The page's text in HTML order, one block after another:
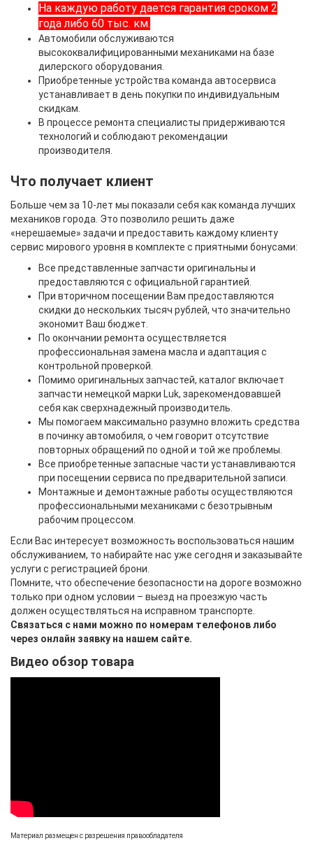
На каждую работу дается гарантия сроком 2
года либо 60 тыс. км.
Автомобили обслуживаются
высококвалифицированными механиками на базе
дилерского оборудования.
Приобретенные устройства команда автосервиса
устанавливает в день покупки по индивидуальным
скидкам.
В процессе ремонта специалисты придерживаются
технологий и соблюдают рекомендации
производителя.
Что получает клиент
Больше чем за 10-лет мы показали себя как команда лучших
механиков города. Это позволило решить даже
«нерешаемые» задачи и предоставить каждому клиенту
сервис мирового уровня в комплекте с приятными бонусами:
Все представленные запчасти оригинальны и
предоставляются с официальной гарантией.
При вторичном посещении Вам предоставляются
скидки до нескольких тысяч рублей, что значительно
экономит Ваш бюджет.
По окончании ремонта осуществляется
профессиональная замена масла и адаптация с
контрольной проверкой.
Помимо оригинальных запчастей, каталог включает
запчасти немецкой марки Luk, зарекомендовавшей
себя как сверхнадежный производитель.
Мы помогаем максимально разумно вложить средства
в починку автомобиля, о чем говорит отсутствие
повторных обращений по одной и той же проблемы.
Все приобретенные запасные части устанавливаются
при посещении сервиса по предварительной записи.
Монтажные и демонтажные работы осуществляются
профессиональными механиками с безотрывным
рабочим процессом.
Если Вас интересует возможность воспользоваться нашим
обслуживанием, то набирайте нас уже сегодня и заказывайте
услуги с регистрацией брони.
Помните, что обеспечение безопасности на дороге возможно
только при одном условии – выезд на проезжую часть
должен осуществляться на исправном транспорте.
Связаться с нами можно по номерам телефонов либо
через онлайн заявку на нашем сайте.
Видео обзор товара
Материал размещен с разрешения правообладателя